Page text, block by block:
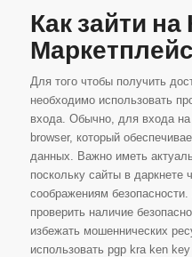
Как зайти на
Маркетплейс
Для того чтобы получить
необходимо использовать
входа. Обычно, для входа
browser, который
данных. Важно иметь
поскольку сайты в даркнете
соображениям
проверить наличие
избежать мошеннических
использовать pgp kra ken